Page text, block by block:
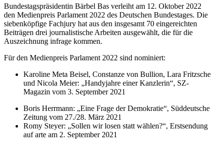
Bundestagspräsidentin Bärbel Bas verleiht am 12. Oktober 2022
den Medienpreis Parlament 2022 des Deutschen Bundestages. Die
siebenköpfige Fachjury hat aus den insgesamt 70 eingereichten
Beiträgen drei journalistische Arbeiten ausgewählt, die für die
Auszeichnung infrage kommen.
Für den Medienpreis Parlament 2022 sind nominiert:
Karoline Meta Beisel, Constanze von Bullion, Lara Fritzsche
und Nicola Meier: „Handyjahre einer Kanzlerin“, SZ-
Magazin vom 3. September 2021
Boris Herrmann: „Eine Frage der Demokratie“, Süddeutsche
Zeitung vom 27./28. März 2021
Romy Steyer: „Sollen wir losen statt wählen?“, Erstsendung
auf arte am 2. September 2021